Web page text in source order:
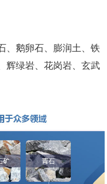
、鹅卵石、膨润土、铁
辉绿岩、花岗岩、玄武